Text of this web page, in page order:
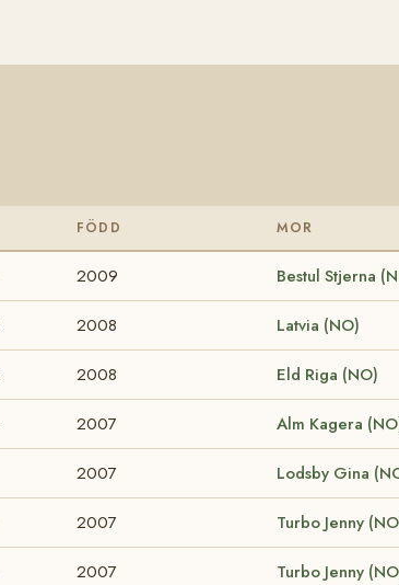
FÖDD MOR
2009 Bestul Stjerna
2008 Latvia (NO)
2008 Eld Riga (NO)
2007 Alm Kagera
2007 Lodsby Gina
2007 Turbo Jenny
2007 Turbo Jenny